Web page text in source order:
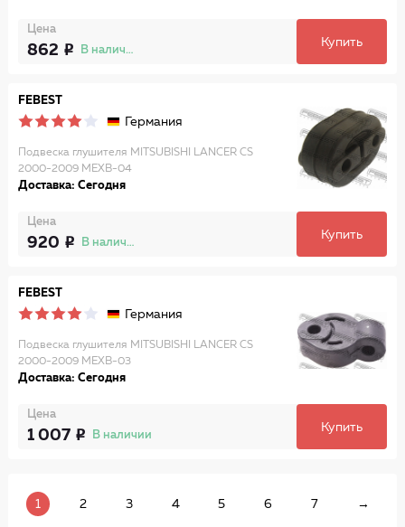
Цена
862 В наличии
Купить
FEBEST
Германия
Подвеска глушителя MITSUBISHI LANCER CS
2000-2009 MEXB-04
Доставка: Сегодня
Цена
920 В наличии
Купить
FEBEST
Германия
Подвеска глушителя MITSUBISHI LANCER CS
2000-2009 MEXB-03
Доставка: Сегодня
Цена
1 007 В наличии
Купить
1 2 3 4 5 6 7 →